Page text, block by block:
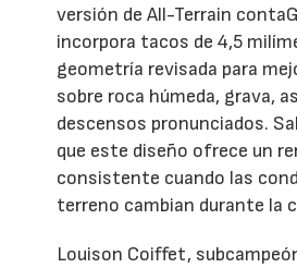
versión de All-Terrain
incorpora tacos de 4,5
geometría revisada para
sobre roca húmeda, grava,
descensos pronunciados.
que este diseño ofrece un
consistente cuando las
terreno cambian durante la
Louison Coiffet,